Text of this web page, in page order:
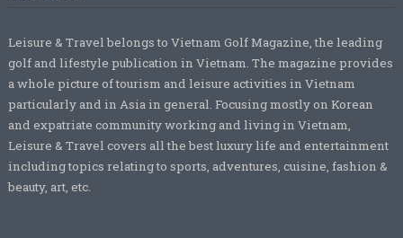
Leisure & Travel belongs to Vietnam Golf Magazine, the leading
golf and lifestyle publication in Vietnam. The magazine provides
a whole picture of tourism and leisure activities in Vietnam
particularly and in Asia in general. Focusing mostly on Korean
and expatriate community working and living in Vietnam,
Leisure & Travel covers all the best luxury life and entertainment
including topics relating to sports, adventures, cuisine, fashion &
beauty, art, etc.